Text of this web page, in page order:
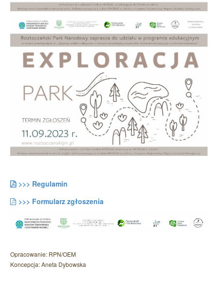
>>> Regulamin
>>> Formularz zgłoszenia
Opracowanie: RPN/OEM
Koncepcja: Aneta Dybowska